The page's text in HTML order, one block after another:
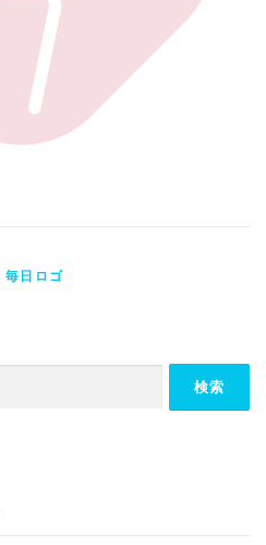
毎日ロゴ